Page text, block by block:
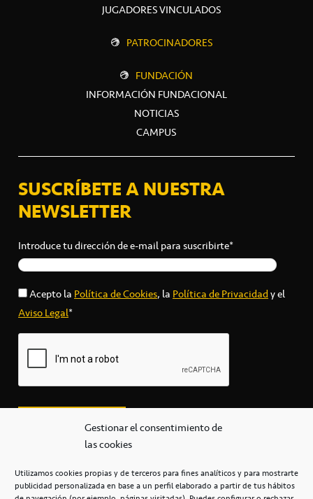
Gestionar el consentimiento de
las cookies
Utilizamos cookies propias y de terceros para fines analíticos y para mostrarte
publicidad personalizada en base a un perfil elaborado a partir de tus hábitos
JUGADORES VINCULADOS
PATROCINADORES
FUNDACIÓN
INFORMACIÓN FUNDACIONAL
NOTICIAS
CAMPUS
SUSCRÍBETE A NUESTRA
NEWSLETTER
Introduce tu dirección de e-mail para suscribirte*
Acepto la Política de Cookies, la Política de Privacidady el
Aviso Legal*
secretaria@cbcanarias.es